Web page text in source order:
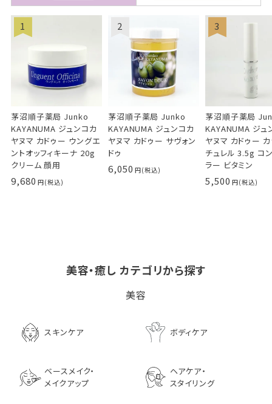
茅沼順子薬局 Junko
KAYANUMA ジュンコカ
ヤヌマ カドゥー ウングエ
ントオッフィキーナ 20g
クリーム 顔用
9,680
茅沼順子薬局 Junko
KAYANUMA ジュンコカ
ヤヌマ カドゥー サヴォン
ドゥ
6,050
茅沼順子薬局
KAYANUMA ジュ
ヤヌマ カドゥー
チュレル 3.5g コ
ラー ビタミン
5,500
LPLP（ルプルプ） エッ
センスカラートリートメン
美容・癒し カテゴリから探す
美容
スキンケア ボディケア
ベースメイク・
メイクアップ
ヘアケア・
スタイリング